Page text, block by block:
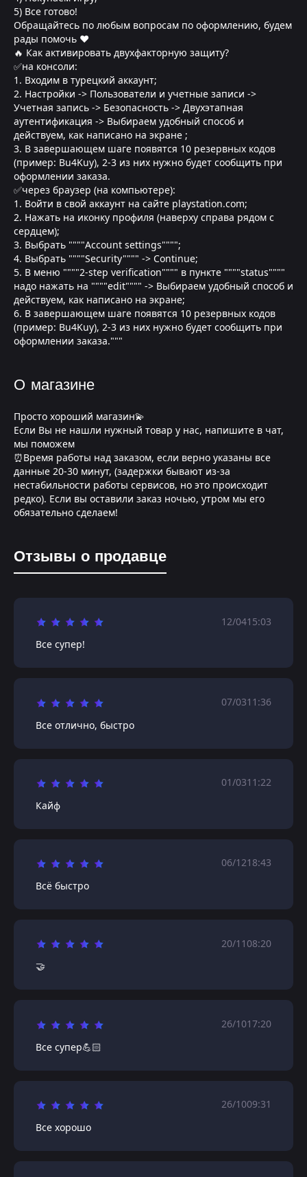
5) Все готово!
Обращайтесь по любым вопросам по оформлению, будем
рады помочь ❤
🔥 Как активировать двухфакторную защиту?
✅на консоли:
1. Входим в турецкий аккаунт;
2. Настройки -> Пользователи и учетные записи ->
Учетная запись -> Безопасность -> Двухэтапная
аутентификация -> Выбираем удобный способ и
действуем, как написано на экране ;
3. В завершающем шаге появятся 10 резервных кодов
(пример: Bu4Kuy), 2-3 из них нужно будет сообщить при
оформлении заказа.
✅через браузер (на компьютере):
1. Войти в свой аккаунт на сайте playstation.com;
2. Нажать на иконку профиля (наверху справа рядом с
сердцем);
3. Выбрать """"Account settings"""";
4. Выбрать """"Security"""" -> Continue;
5. В меню """"2-step verification"""" в пункте """"status""""
надо нажать на """"edit"""" -> Выбираем удобный способ и
действуем, как написано на экране;
6. В завершающем шаге появятся 10 резервных кодов
(пример: Bu4Kuy), 2-3 из них нужно будет сообщить при
оформлении заказа."""
О магазине
Просто хороший магазин💫
Если Вы не нашли нужный товар у нас, напишите в чат,
мы поможем
⏰Время работы над заказом, если верно указаны все
данные 20-30 минут, (задержки бывают из-за
нестабильности работы сервисов, но это происходит
редко). Если вы оставили заказ ночью, утром мы его
обязательно сделаем!
Отзывы о продавце
12/0415:03
Все супер!
07/0311:36
Все отлично, быстро
01/0311:22
Кайф
06/1218:43
Всё быстро
20/1108:20
🤝
26/1017:20
Все супер💪🏻
26/1009:31
Все хорошо